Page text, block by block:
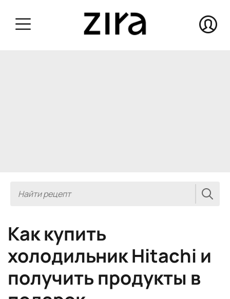
Как купить
холодильник Hitachi и
получить продукты в